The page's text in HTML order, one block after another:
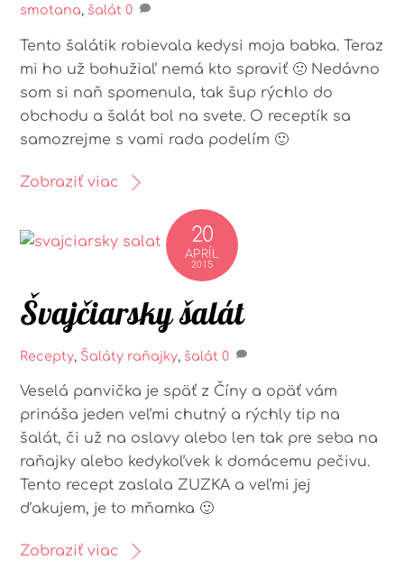
smotana, šalát 0
Tento šalátik robievala kedysi moja babka. Teraz
mi ho už bohužiaľ nemá kto spraviť 🙁 Nedávno
som si naň spomenula, tak šup rýchlo do
obchodu a šalát bol na svete. O receptík sa
samozrejme s vami rada podelím 🙂
Zobraziť viac
20
APRÍL
2015
Švajčiarsky šalát
Recepty, Šaláty raňajky, šalát 0
Veselá panvička je späť z Číny a opäť vám
prináša jeden veľmi chutný a rýchly tip na
šalát, či už na oslavy alebo len tak pre seba na
raňajky alebo kedykoľvek k domácemu pečivu.
Tento recept zaslala ZUZKA a veľmi jej
ďakujem, je to mňamka 🙂
Zobraziť viac